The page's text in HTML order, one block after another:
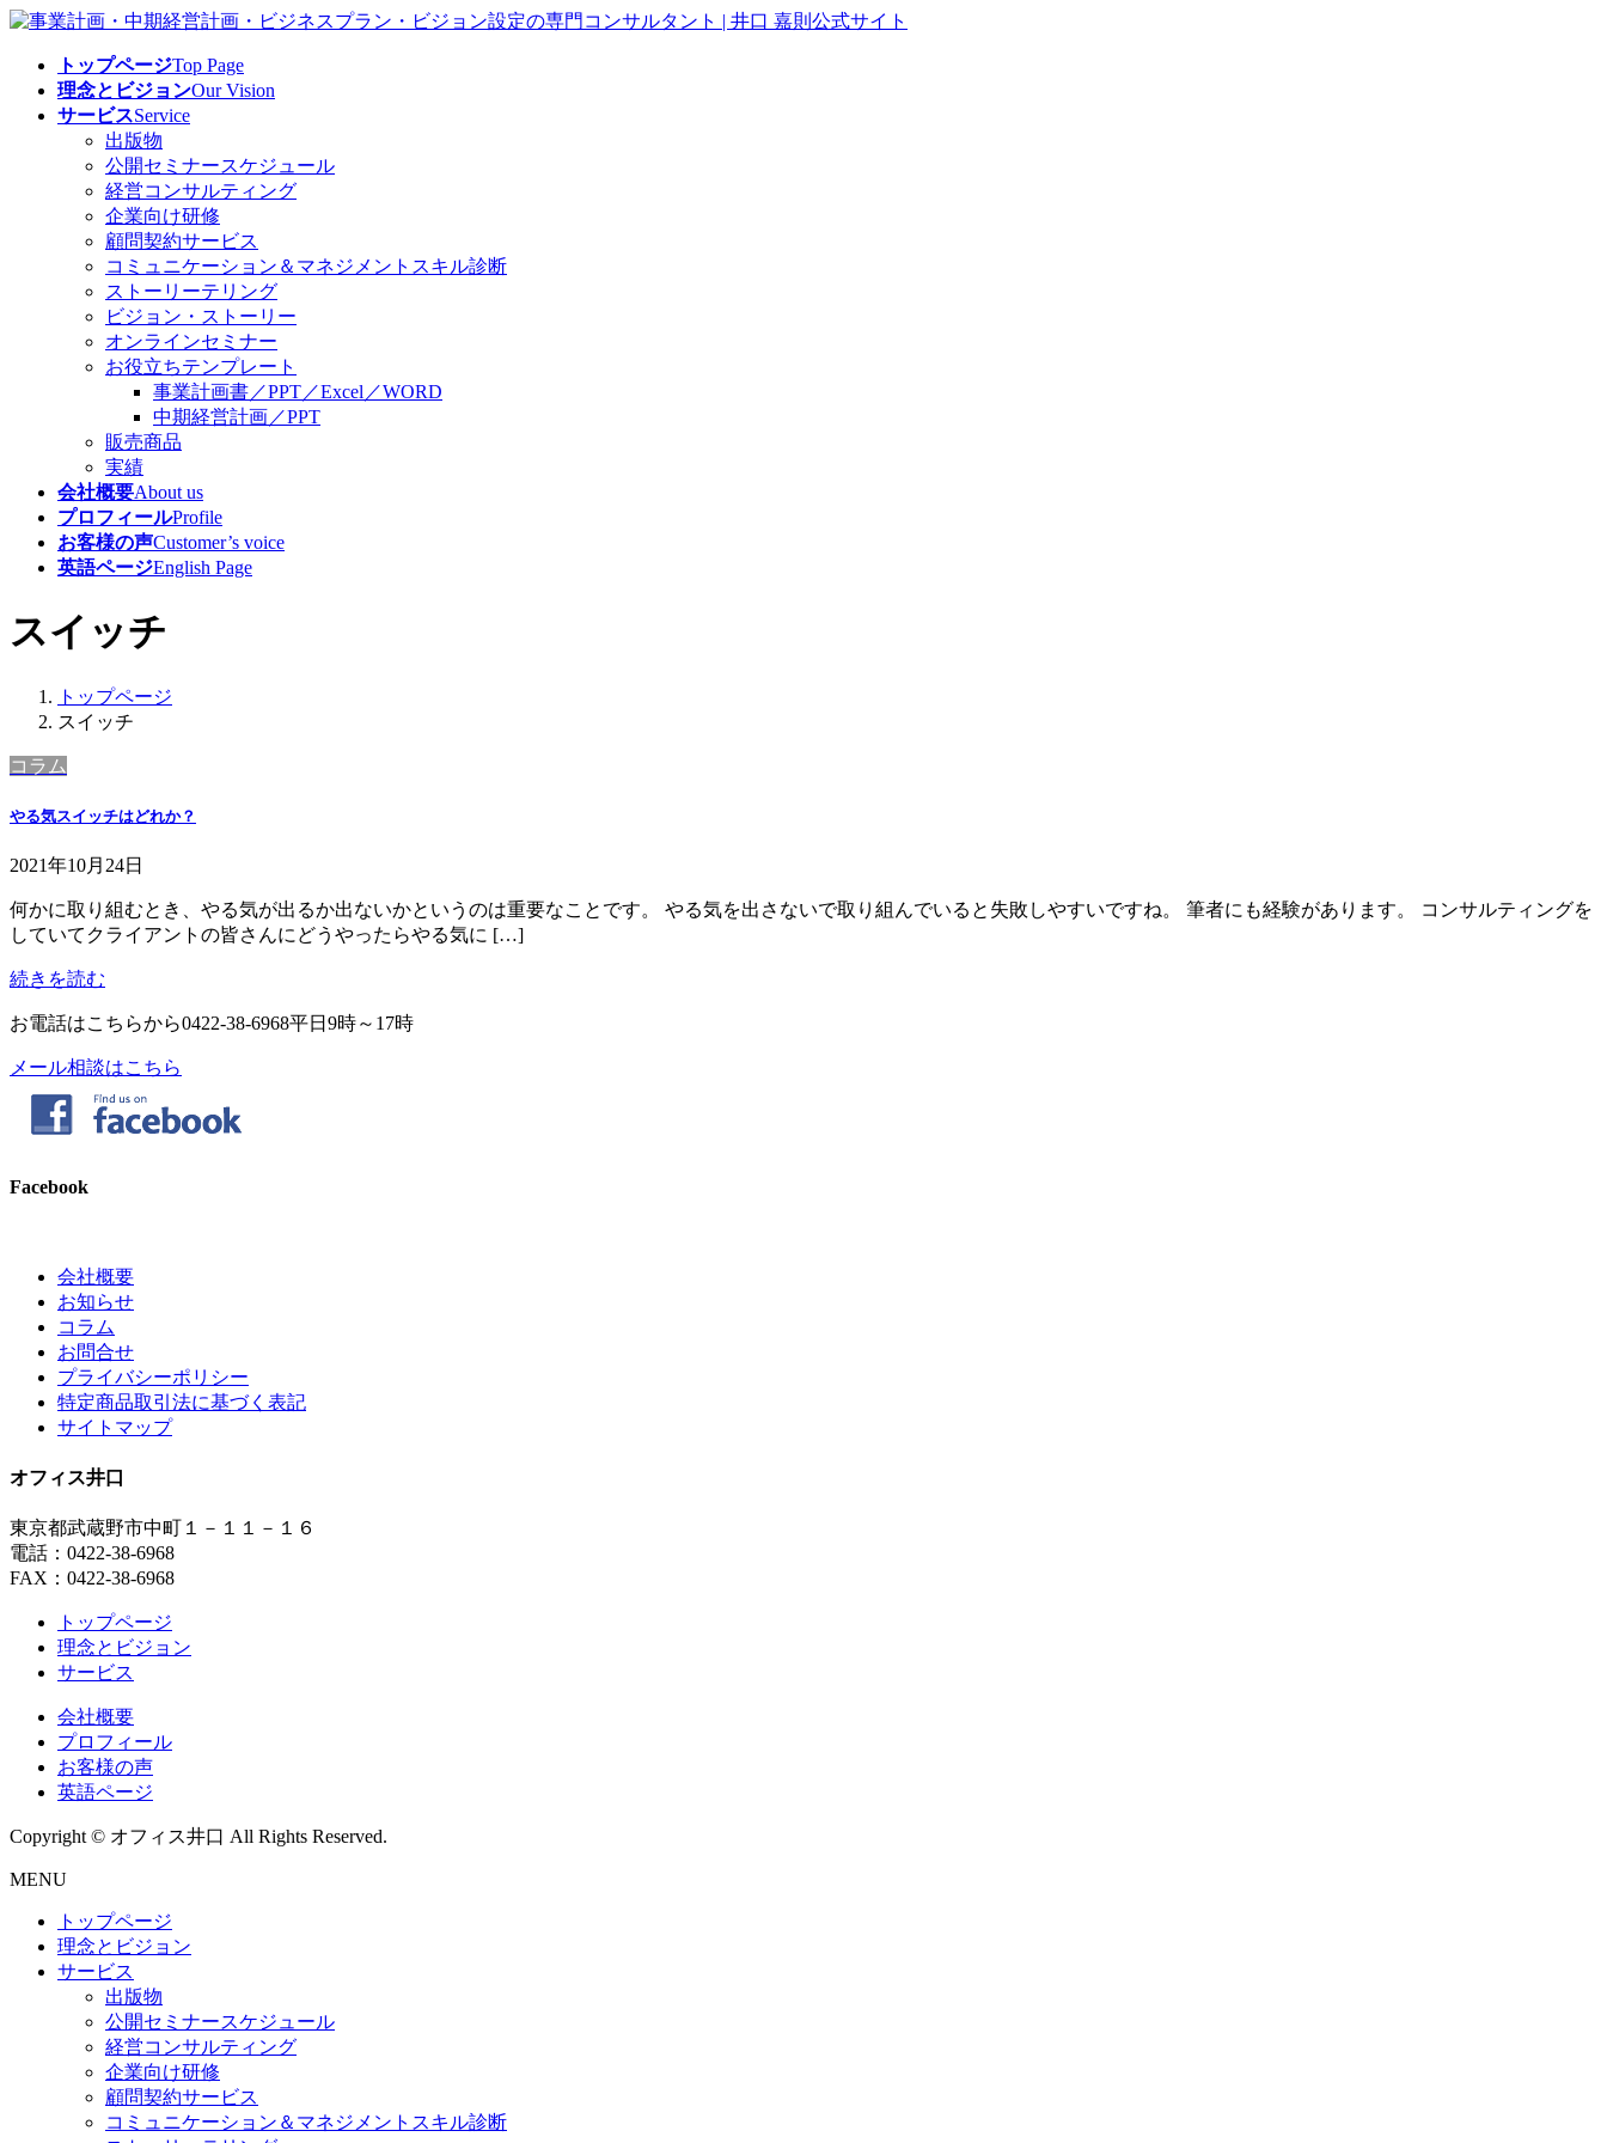
コ
ナ
トップページTop Page
理念とビジョンOur Vision
サービスService
出版物
公開セミナースケジュール
経営コンサルティング
企業向け研修
顧問契約サービス
コミュニケーション＆マネジメントスキル診断
ストーリーテリング
ビジョン・ストーリー
オンラインセミナー
お役立ちテンプレート
事業計画書／PPT／Excel／WORD
中期経営計画／PPT
販売商品
実績
会社概要About us
プロフィールProfile
お客様の声Customer’s voice
英語ページEnglish Page
スイッチ
トップページ
スイッチ
コラム
やる気スイッチはどれか？
2021年10月24日
何かに取り組むとき、やる気が出るか出ないかというのは重要なことです。 やる気を出さないで取り組んでいると失敗しやすいですね。 筆者にも経験があります。 コンサルティングを
していてクライアントの皆さんにどうやったらやる気に […]
続きを読む
お電話はこちらから0422-38-6968平日9時～17時
メール相談はこちら
Facebook
会社概要
お知らせ
コラム
お問合せ
プライバシーポリシー
特定商品取引法に基づく表記
サイトマップ
オフィス井口
東京都武蔵野市中町１－１１－１６
電話：0422-38-6968
FAX：0422-38-6968
トップページ
理念とビジョン
サービス
会社概要
プロフィール
お客様の声
英語ページ
Copyright © オフィス井口 All Rights Reserved.
MENU
トップページ
理念とビジョン
サービス
出版物
公開セミナースケジュール
経営コンサルティング
企業向け研修
顧問契約サービス
コミュニケーション＆マネジメントスキル診断